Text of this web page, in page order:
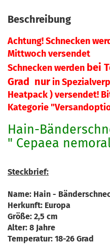
Beschreibung
Achtung! Schnecken
Mittwoch versendet
Schnecken werden bei
Grad nurin
Heatpack ) versendet!
Kategorie
Hain-
" Cepaea
Steckbrief:
Name: Hain -
Herkunft: Europa
Größe: 2,5 cm
Alter: 8 Jahre
Temperatur: 18-26 Grad